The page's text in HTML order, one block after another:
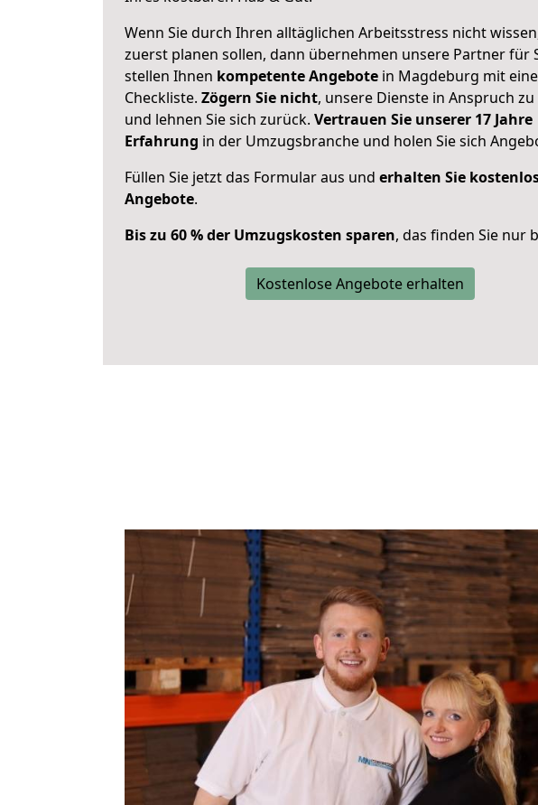
Wenn Sie durch Ihren alltäglichen Arbeitsstress nicht
zuerst planen sollen, dann übernehmen unsere Partner für
stellen Ihnen kompetente Angebote in Magdeburg mit
Checkliste. Zögern Sie nicht, unsere Dienste in Anspruch
und lehnen Sie sich zurück. Vertrauen Sie unserer 17 Jahre
Erfahrung in der Umzugsbranche und holen Sie sich
Füllen Sie jetzt das Formular aus und erhalten Sie
Angebote.
Bis zu 60 % der Umzugskosten sparen, das finden Sie nur
Kostenlose Angebote erhalten